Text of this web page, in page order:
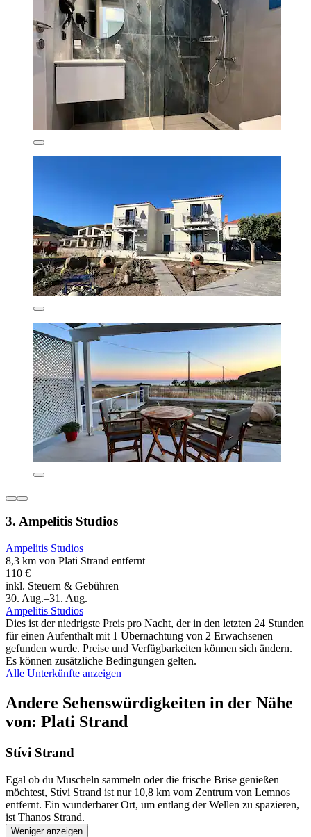
3. Ampelitis Studios
Ampelitis Studios
8,3 km von Plati Strand entfernt
110 €
inkl. Steuern & Gebühren
30. Aug.–31. Aug.
Ampelitis Studios
Dies ist der niedrigste Preis pro Nacht, der in den letzten 24 Stunden
für einen Aufenthalt mit 1 Übernachtung von 2 Erwachsenen
gefunden wurde. Preise und Verfügbarkeiten können sich ändern.
Es können zusätzliche Bedingungen gelten.
Alle Unterkünfte anzeigen
Andere Sehenswürdigkeiten in der Nähe
von: Plati Strand
Stívi Strand
Egal ob du Muscheln sammeln oder die frische Brise genießen
möchtest, Stívi Strand ist nur 10,8 km vom Zentrum von Lemnos
entfernt. Ein wunderbarer Ort, um entlang der Wellen zu spazieren,
ist Thanos Strand.
Weniger anzeigen